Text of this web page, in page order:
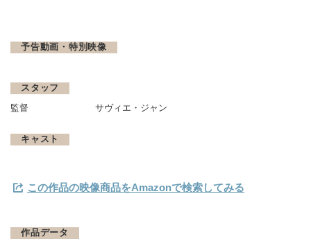
予告動画・特別映像
スタッフ
監督 サヴィエ・ジャン
キャスト
この作品の映像商品をAmazonで検索してみる
作品データ